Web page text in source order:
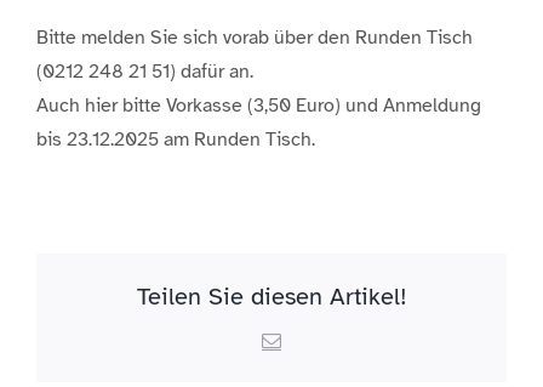
Bitte melden Sie sich vorab über den Runden Tisch
(0212 248 21 51) dafür an.
Auch hier bitte Vorkasse (3,50 Euro) und Anmeldung
bis 23.12.2025 am Runden Tisch.
Teilen Sie diesen Artikel!
Email